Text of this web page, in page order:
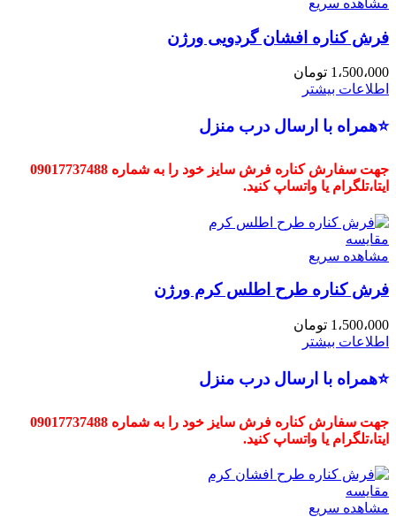
مشاهده سریع
فرش کناره افشان گردویی ورژن
1،500،000 تومان
اطلاعات بیشتر
⭐همراه با ارسال درب منزل
جهت سفارش کناره فرش سایز خود را به شماره 09017737488
ایتا،تلگرام یا واتساپ کنید.
مقایسه
مشاهده سریع
فرش کناره طرح اطلس کرم ورژن
1،500،000 تومان
اطلاعات بیشتر
⭐همراه با ارسال درب منزل
جهت سفارش کناره فرش سایز خود را به شماره 09017737488
ایتا،تلگرام یا واتساپ کنید.
مقایسه
مشاهده سریع